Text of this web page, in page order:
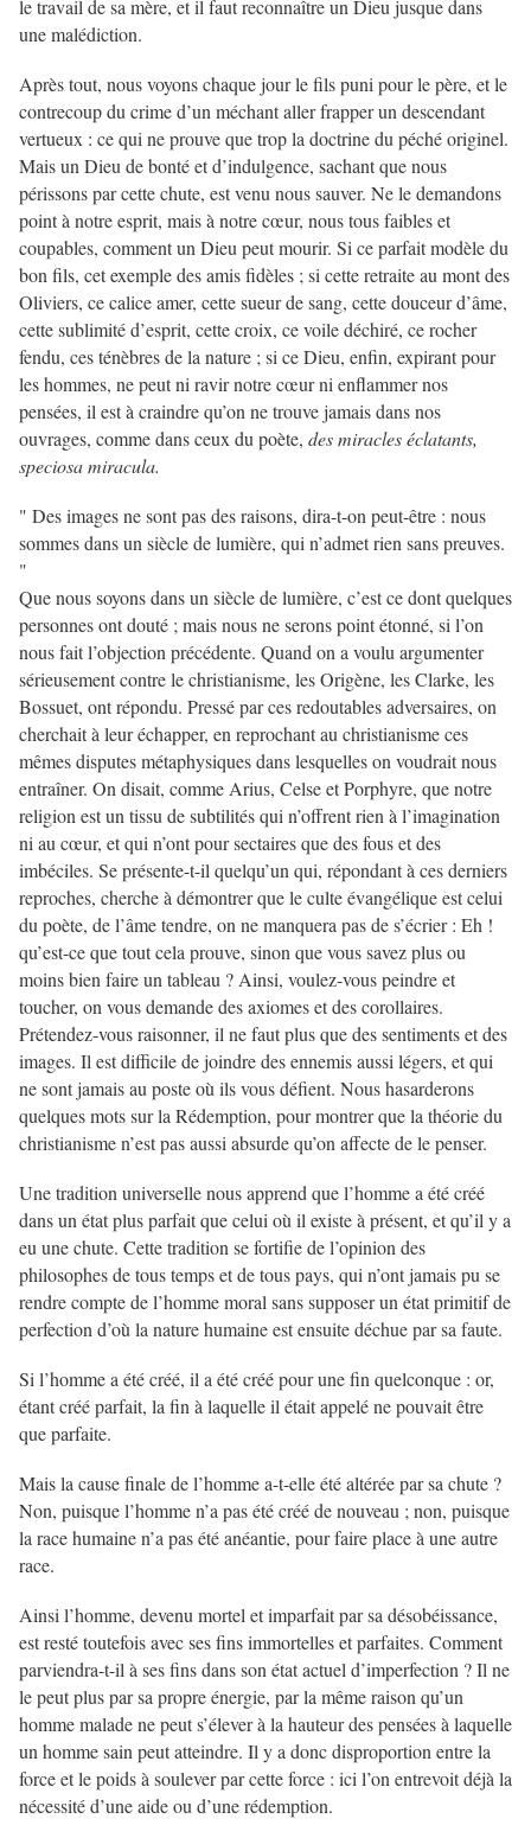
le travail de sa mère, et il faut reconnaître un Dieu jusque dans
une malédiction.
Après tout, nous voyons chaque jour le fils puni pour le père, et le
contrecoup du crime d’un méchant aller frapper un descendant
vertueux : ce qui ne prouve que trop la doctrine du péché originel.
Mais un Dieu de bonté et d’indulgence, sachant que nous
périssons par cette chute, est venu nous sauver. Ne le demandons
point à notre esprit, mais à notre cœur, nous tous faibles et
coupables, comment un Dieu peut mourir. Si ce parfait modèle du
bon fils, cet exemple des amis fidèles ; si cette retraite au mont des
Oliviers, ce calice amer, cette sueur de sang, cette douceur d’âme,
cette sublimité d’esprit, cette croix, ce voile déchiré, ce rocher
fendu, ces ténèbres de la nature ; si ce Dieu, enfin, expirant pour
les hommes, ne peut ni ravir notre cœur ni enflammer nos
pensées, il est à craindre qu’on ne trouve jamais dans nos
ouvrages, comme dans ceux du poète, des miracles éclatants,
speciosa miracula.
" Des images ne sont pas des raisons, dira-t-on peut-être : nous
sommes dans un siècle de lumière, qui n’admet rien sans preuves.
"
Que nous soyons dans un siècle de lumière, c’est ce dont quelques
personnes ont douté ; mais nous ne serons point étonné, si l’on
nous fait l’objection précédente. Quand on a voulu argumenter
sérieusement contre le christianisme, les Origène, les Clarke, les
Bossuet, ont répondu. Pressé par ces redoutables adversaires, on
cherchait à leur échapper, en reprochant au christianisme ces
mêmes disputes métaphysiques dans lesquelles on voudrait nous
entraîner. On disait, comme Arius, Celse et Porphyre, que notre
religion est un tissu de subtilités qui n’offrent rien à l’imagination
ni au cœur, et qui n’ont pour sectaires que des fous et des
imbéciles. Se présente-t-il quelqu’un qui, répondant à ces derniers
reproches, cherche à démontrer que le culte évangélique est celui
du poète, de l’âme tendre, on ne manquera pas de s’écrier : Eh !
qu’est-ce que tout cela prouve, sinon que vous savez plus ou
moins bien faire un tableau ? Ainsi, voulez-vous peindre et
toucher, on vous demande des axiomes et des corollaires.
Prétendez-vous raisonner, il ne faut plus que des sentiments et des
images. Il est difficile de joindre des ennemis aussi légers, et qui
ne sont jamais au poste où ils vous défient. Nous hasarderons
quelques mots sur la Rédemption, pour montrer que la théorie du
christianisme n’est pas aussi absurde qu’on affecte de le penser.
Une tradition universelle nous apprend que l’homme a été créé
dans un état plus parfait que celui où il existe à présent, et qu’il y a
eu une chute. Cette tradition se fortifie de l’opinion des
philosophes de tous temps et de tous pays, qui n’ont jamais pu se
rendre compte de l’homme moral sans supposer un état primitif de
perfection d’où la nature humaine est ensuite déchue par sa faute.
Si l’homme a été créé, il a été créé pour une fin quelconque : or,
étant créé parfait, la fin à laquelle il était appelé ne pouvait être
que parfaite.
Mais la cause finale de l’homme a-t-elle été altérée par sa chute ?
Non, puisque l’homme n’a pas été créé de nouveau ; non, puisque
la race humaine n’a pas été anéantie, pour faire place à une autre
race.
Ainsi l’homme, devenu mortel et imparfait par sa désobéissance,
est resté toutefois avec ses fins immortelles et parfaites. Comment
parviendra-t-il à ses fins dans son état actuel d’imperfection ? Il ne
le peut plus par sa propre énergie, par la même raison qu’un
homme malade ne peut s’élever à la hauteur des pensées à laquelle
un homme sain peut atteindre. Il y a donc disproportion entre la
force et le poids à soulever par cette force : ici l’on entrevoit déjà la
nécessité d’une aide ou d’une rédemption.